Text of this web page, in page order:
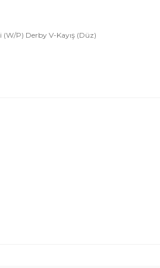
(W/P) Derby V-Kayış (Düz)